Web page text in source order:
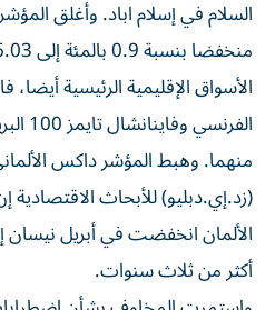
(زد.إي.دبليو) للأبحاث
الألمان انخفضت في أبريل
أكثر من ثلاث سنوات.